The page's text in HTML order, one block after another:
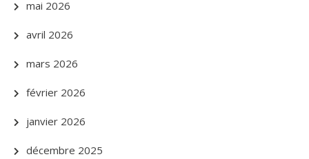
mai 2026
avril 2026
mars 2026
février 2026
janvier 2026
décembre 2025